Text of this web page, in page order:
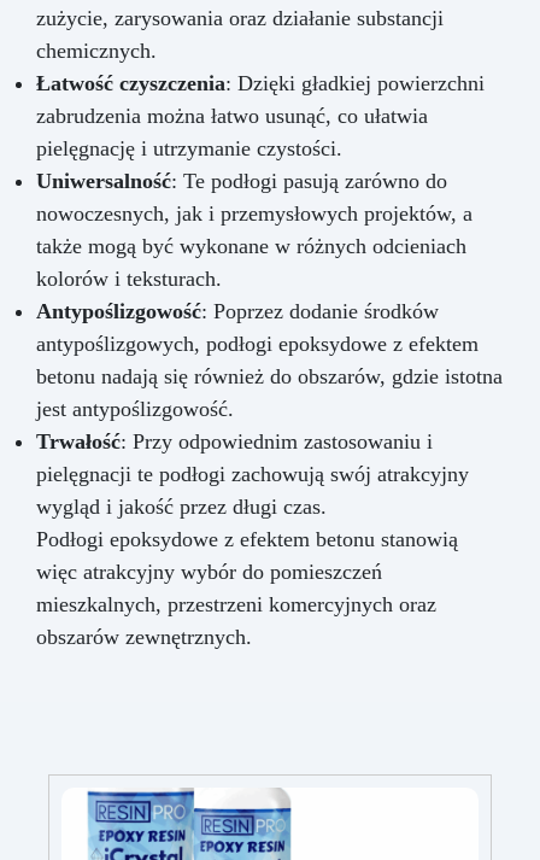
zużycie, zarysowania oraz działanie substancji
chemicznych.
Łatwość czyszczenia: Dzięki gładkiej powierzchni
zabrudzenia można łatwo usunąć, co ułatwia
pielęgnację i utrzymanie czystości.
Uniwersalność: Te podłogi pasują zarówno do
nowoczesnych, jak i przemysłowych projektów, a
także mogą być wykonane w różnych odcieniach
kolorów i teksturach.
Antypoślizgowość: Poprzez dodanie środków
antypoślizgowych, podłogi epoksydowe z efektem
betonu nadają się również do obszarów, gdzie istotna
jest antypoślizgowość.
Trwałość: Przy odpowiednim zastosowaniu i
pielęgnacji te podłogi zachowują swój atrakcyjny
wygląd i jakość przez długi czas.
Podłogi epoksydowe z efektem betonu stanowią
więc atrakcyjny wybór do pomieszczeń
mieszkalnych, przestrzeni komercyjnych oraz
obszarów zewnętrznych.